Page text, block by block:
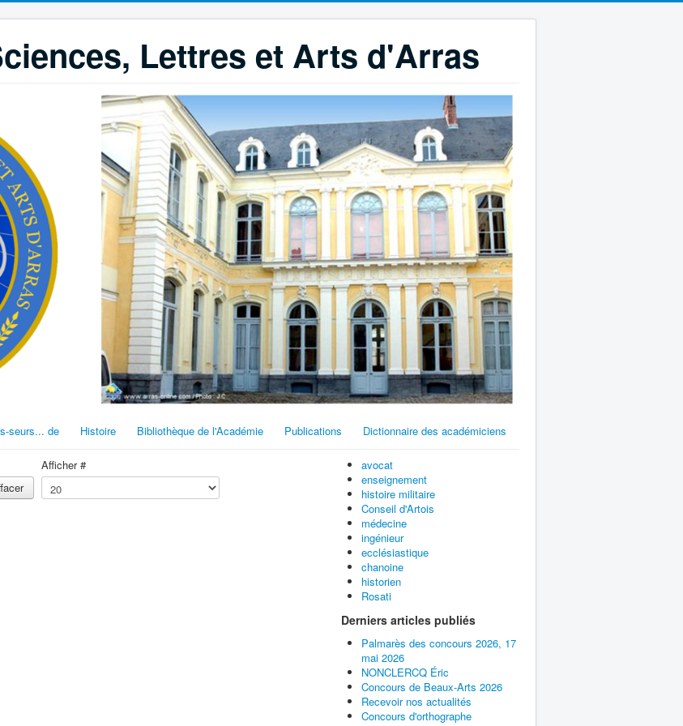
Lettres et Arts d'Arras
seurs... de Histoire Bibliothèque de l'Académie Publications Dictionnaire des académiciens
Afficher #
avocat
enseignement
histoire militaire
Conseil d'Artois
médecine
ingénieur
ecclésiastique
chanoine
historien
Rosati
Derniers articles publiés
Palmarès des concours 2026, 17
mai 2026
NONCLERCQ Éric
Concours de Beaux-Arts 2026
Recevoir nos actualités
Concours d'orthographe